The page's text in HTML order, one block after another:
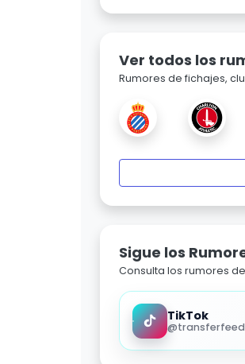
Ver todos los
Rumores de fichajes,
Sigue los
Consulta los rumores
TikTok